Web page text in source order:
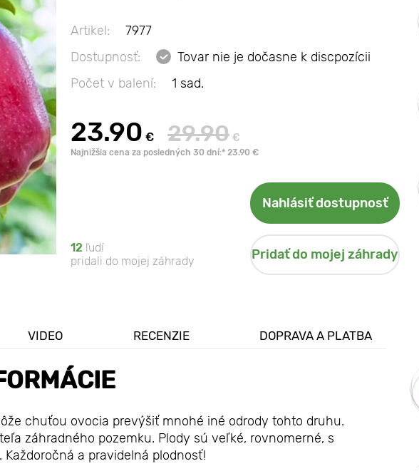
Artikel:
7977
Dostupnosť:
Tovar nie je dočasne k discpozícii
Počet v balení:
1 sad.
23.90 € 29.90 €
Najnižšia cena za posledných 30 dní:* 23.90 €
Nahlásiť dostupnosť
12 ľudí
pridali do mojej záhrady
Pridať do mojej záhrady
VIDEO RECENZIE DOPRAVA A PLATBA
chuťou ovocia prevýšiť mnohé iné odrody tohto druhu.
záhradného pozemku. Plody sú veľké, rovnomerné, s
a pravidelná plodnosť!